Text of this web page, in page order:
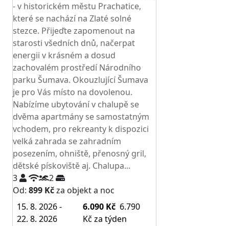
- v historickém městu Prachatice,
které se nachází na Zlaté solné
stezce. Přijeďte zapomenout na
starosti všedních dnů, načerpat
energii v krásném a dosud
zachovalém prostředí Národního
parku Šumava. Okouzlující Šumava
je pro Vás místo na dovolenou.
Nabízíme ubytování v chalupě se
dvěma apartmány se samostatným
vchodem, pro rekreanty k dispozici
velká zahrada se zahradním
posezením, ohniště, přenosný gril,
dětské pískoviště aj. Chalupa...
3
2
Od: 899 Kčza objekt a noc
15. 8. 2026 -
22. 8. 2026
6.090 Kč 6.790
Kč za týden